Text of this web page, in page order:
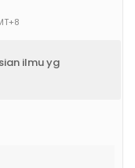
ilmu yg